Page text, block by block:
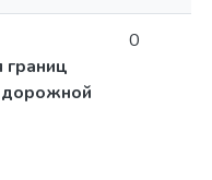
границ
дорожной
0